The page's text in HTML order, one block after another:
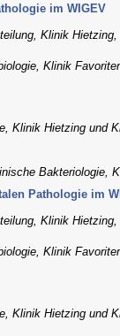
im WIGEV
Klinik Hietzing,
Klinik
Klinik Hietzing und
Bakteriologie,
Pathologie im
Klinik Hietzing,
Klinik
Klinik Hietzing und